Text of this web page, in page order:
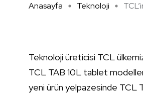
Anasayfa Teknoloji
Teknoloji üreticisi TCL
TCL TAB 10L tablet modelleri
yeni ürün yelpazesinde TCL